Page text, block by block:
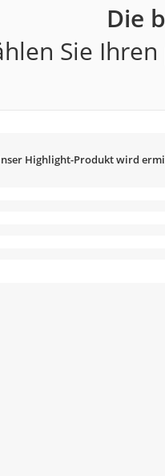
Die
Sie
Highlight-Produkt wird